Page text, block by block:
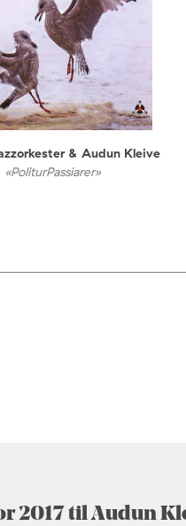
& Audun Kleive
«PoliturPassiarer»
2017 til Audun